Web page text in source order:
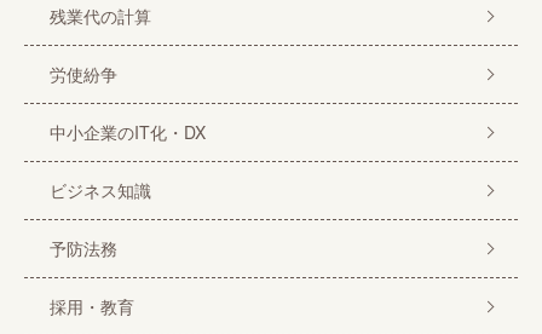
残業代の計算
労使紛争
中小企業のIT化・DX
ビジネス知識
予防法務
採用・教育